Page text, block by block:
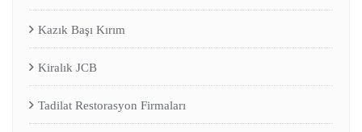
Kazık Başı Kırım
Kiralık JCB
Tadilat Restorasyon Firmaları